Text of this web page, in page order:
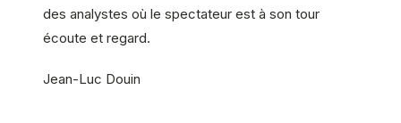
des analystes où le spectateur est à son tour
écoute et regard.
Jean-Luc Douin